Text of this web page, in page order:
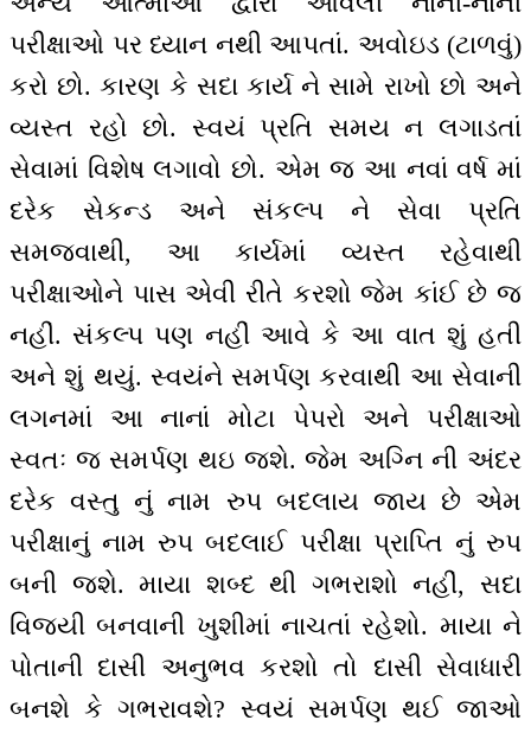
પરીક્ષાઓ પર ધ્યાન નથી આપતાં. અવોઇડ (ટાળવું)
કરો છો. કારણ કે સદા કાર્ય ને સામે રાખો છો અને
વ્યસ્ત રહો છો. સ્વયં પ્રતિ સમય ન લગાડતાં
સેવામાં વિશેષ લગાવો છો. એમ જ આ નવાં વર્ષ માં
દરેક સેકન્ડ અને સંકલ્પ ને સેવા પ્રતિ
સમજવાથી, આ કાર્યમાં વ્યસ્ત રહેવાથી
પરીક્ષાઓને પાસ એવી રીતે કરશો જેમ કાંઈ છે જ
નહીં. સંકલ્પ પણ નહીં આવે કે આ વાત શું હતી
અને શું થયું. સ્વયંને સમર્પણ કરવાથી આ સેવાની
લગનમાં આ નાનાં મોટા પેપરો અને પરીક્ષાઓ
સ્વતઃ જ સમર્પણ થઇ જશે. જેમ અગ્નિ ની અંદર
દરેક વસ્તુ નું નામ રુપ બદલાય જાય છે એમ
પરીક્ષાનું નામ રુપ બદલાઈ પરીક્ષા પ્રાપ્તિ નું રુપ
બની જશે. માયા શબ્દ થી ગભરાશો નહીં, સદા
વિજયી બનવાની ખુશીમાં નાચતાં રહેશો. માયા ને
પોતાની દાસી અનુભવ કરશો તો દાસી સેવાધારી
બનશે કે ગભરાવશે? સ્વયં સમર્પણ થઈ જાઓ